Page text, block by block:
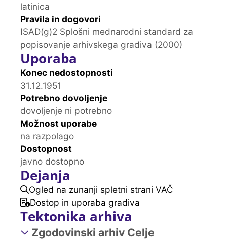
latinica
Pravila in dogovori
ISAD(g)2 Splošni mednarodni standard za
popisovanje arhivskega gradiva (2000)
Uporaba
Konec nedostopnosti
31.12.1951
Potrebno dovoljenje
dovoljenje ni potrebno
Možnost uporabe
na razpolago
Dostopnost
javno dostopno
Dejanja
Ogled na zunanji spletni strani VAČ
Dostop in uporaba gradiva
Tektonika arhiva
Zgodovinski arhiv Celje